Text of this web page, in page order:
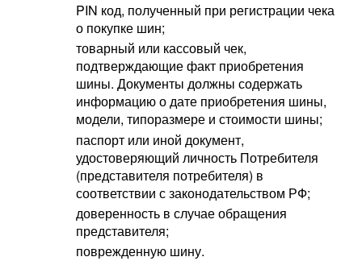
PIN код, полученный при регистрации чека
о покупке шин;
товарный или кассовый чек,
подтверждающие факт приобретения
шины. Документы должны содержать
информацию о дате приобретения шины,
модели, типоразмере и стоимости шины;
паспорт или иной документ,
удостоверяющий личность Потребителя
(представителя потребителя) в
соответствии с законодательством РФ;
доверенность в случае обращения
представителя;
поврежденную шину.